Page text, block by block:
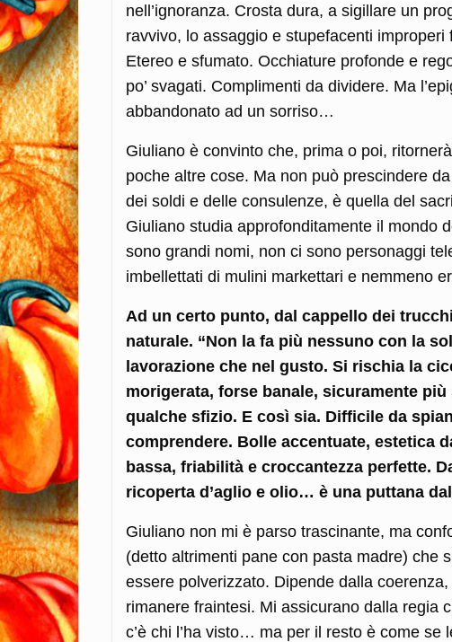
nell’ignoranza. Crosta dura, a sigillare un
ravvivo, lo assaggio e stupefacenti
Etereo e sfumato. Occhiature profonde e
po’ svagati. Complimenti da dividere. Ma
abbandonato ad un sorriso…
Giuliano è convinto che, prima o poi,
poche altre cose. Ma non può prescindere
dei soldi e delle consulenze, è quella del
Giuliano studia approfonditamente il mondo
sono grandi nomi, non ci sono personaggi
imbellettati di mulini markettari e nemmeno
Ad un certo punto, dal cappello dei
naturale. “Non la fa più nessuno con la
lavorazione che nel gusto. Si rischia la
morigerata, forse banale, sicuramente
qualche sfizio. E così sia. Difficile da
comprendere. Bolle accentuate, estetica
bassa, friabilità e croccantezza perfette.
ricoperta d’aglio e olio… è una puttana
Giuliano non mi è parso trascinante, ma
(detto altrimenti pane con pasta madre) che
essere polverizzato. Dipende dalla
rimanere fraintesi. Mi assicurano dalla
c’è chi l’ha visto… ma per il resto è come